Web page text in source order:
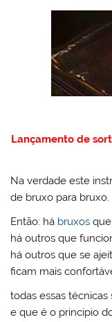
Lançamento de
Na verdade este
de bruxo para bruxo.
Então: há bruxos
há outros que
há outros que se
ficam mais
todas essas
e que é o principio